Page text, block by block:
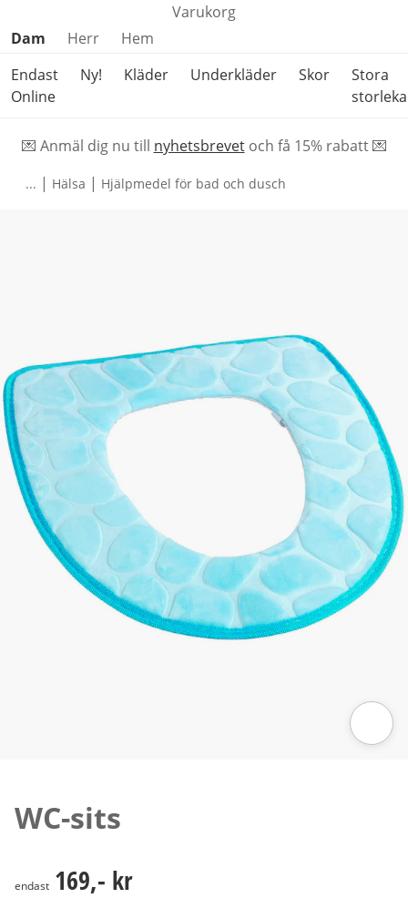
Varukorg
Hoppa över produktkategorier
Dam Herr
Hem
Endast
Online
Ny! Kläder Underkläder Skor
Stora
💌 Anmäl dig nu till nyhetsbrevetoch få 15% rabatt 💌
... | Hälsa | Hjälpmedel för bad och dusch
WC-sits
169,- kr
endast 169,- kr